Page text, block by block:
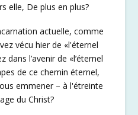
elle, De plus en plus?
actuelle, comme
vécu hier de «l'éternel
l’avenir de «l’éternel
de ce chemin éternel,
emmener – à l'étreinte
du Christ?